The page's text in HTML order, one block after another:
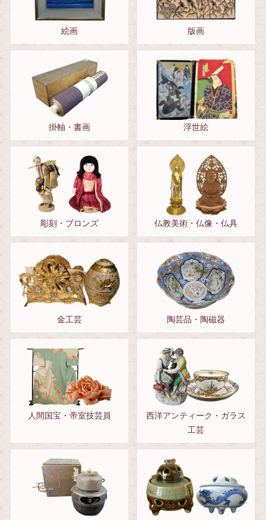
絵画 版画
掛軸・書画 浮世絵
彫刻・ブロンズ 仏教美術・仏像・仏具
金工芸 陶芸品・陶磁器
人間国宝・帝室技芸員
西洋アンティーク・ガラス
工芸